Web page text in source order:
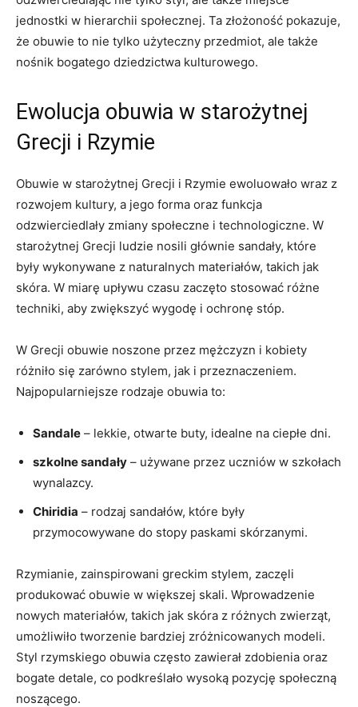
jednostki w hierarchii społecznej. Ta złożoność pokazuje,
że obuwie to nie tylko użyteczny przedmiot,⁤ ale także
nośnik ⁣bogatego ‌dziedzictwa kulturowego.
Ewolucja obuwia w starożytnej
Grecji i ‌Rzymie
Obuwie ‌w starożytnej Grecji i Rzymie ewoluowało wraz z
rozwojem kultury, ‌a jego forma oraz funkcja
odzwierciedlały zmiany⁤ społeczne ‍i technologiczne. W‍
starożytnej Grecji ludzie nosili głównie sandały, które
były wykonywane z naturalnych materiałów, takich‍ jak
skóra. W miarę upływu czasu zaczęto ‌stosować różne
techniki, aby zwiększyć ‌wygodę i ochronę stóp.
W Grecji obuwie noszone przez mężczyzn i kobiety
różniło się zarówno stylem, jak i ⁢przeznaczeniem.
Najpopularniejsze⁢ rodzaje obuwia ‌to:
Sandale – lekkie,⁤ otwarte buty, idealne na ciepłe dni.
szkolne​ sandały – używane ⁤przez uczniów‌ w szkołach
wynalazcy.
Chiridia – rodzaj sandałów, które były
⁢przymocowywane do stopy paskami skórzanymi.
Rzymianie, zainspirowani greckim stylem, zaczęli
produkować obuwie w większej ​skali. Wprowadzenie
nowych materiałów, takich jak skóra z różnych zwierząt,
umożliwiło tworzenie bardziej zróżnicowanych modeli.
Styl ⁣rzymskiego obuwia‍ często zawierał zdobienia oraz ​
bogate detale, co podkreślało wysoką pozycję społeczną
noszącego.